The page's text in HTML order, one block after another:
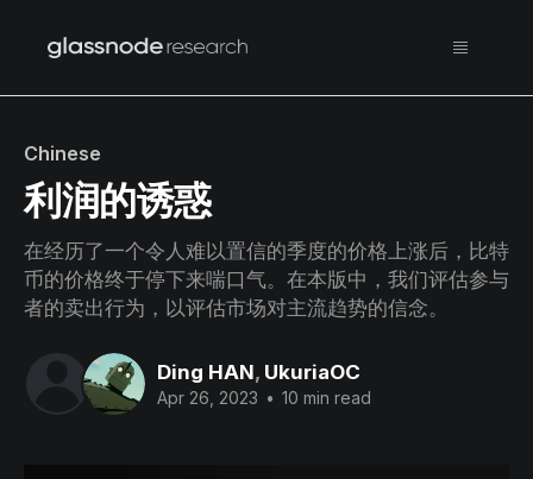
Chinese
利润的诱惑
在经历了一个令人难以置信的季度的价格上涨后，比特
币的价格终于停下来喘口气。在本版中，我们评估参与
者的卖出行为，以评估市场对主流趋势的信念。
Ding HAN, UkuriaOC
Apr 26, 2023 • 10 min read